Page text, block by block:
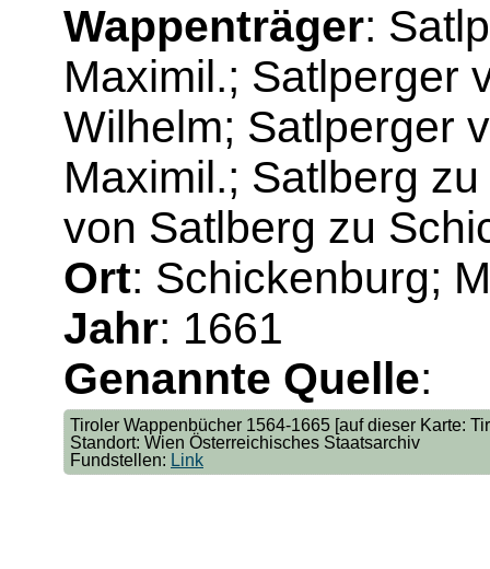
Wappenträger:
Maximil.; Satlperger
Wilhelm; Satlperger
Maximil.; Satlberg
von Satlberg zu
Ort: Schickenburg;
Jahr: 1661
Genannte Quelle:
Tiroler Wappenbücher 1564-1665 [auf dieser Karte:
Standort: Wien Österreichisches Staatsarchiv
Fundstellen: Link